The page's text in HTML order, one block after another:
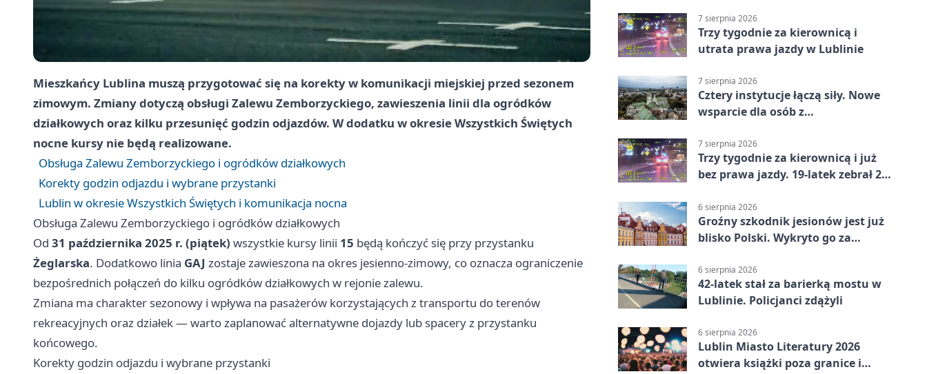
Mieszkańcy Lublina muszą przygotować się na korekty w komunikacji miejskiej przed sezonem
zimowym. Zmiany dotyczą obsługi Zalewu Zemborzyckiego, zawieszenia linii dla ogródków
działkowych oraz kilku przesunięć godzin odjazdów. W dodatku w okresie Wszystkich Świętych
nocne kursy nie będą realizowane.
Obsługa Zalewu Zemborzyckiego i ogródków działkowych
Korekty godzin odjazdu i wybrane przystanki
Lublin w okresie Wszystkich Świętych i komunikacja nocna
Obsługa Zalewu Zemborzyckiego i ogródków działkowych
Od 31 października 2025 r. (piątek) wszystkie kursy linii 15 będą kończyć się przy przystanku
Żeglarska. Dodatkowo linia GAJ zostaje zawieszona na okres jesienno-zimowy, co oznacza ograniczenie
bezpośrednich połączeń do kilku ogródków działkowych w rejonie zalewu.
Zmiana ma charakter sezonowy i wpływa na pasażerów korzystających z transportu do terenów
rekreacyjnych oraz działek — warto zaplanować alternatywne dojazdy lub spacery z przystanku
końcowego.
Korekty godzin odjazdu i wybrane przystanki
7 sierpnia 2026
Trzy tygodnie za kierownicą i
utrata prawa jazdy w Lublinie
7 sierpnia 2026
Cztery instytucje łączą siły. Nowe
wsparcie dla osób z
7 sierpnia 2026
Trzy tygodnie za kierownicą i już
bez prawa jazdy. 19-latek zebrał 23
6 sierpnia 2026
Groźny szkodnik jesionów jest już
blisko Polski. Wykryto go za
6 sierpnia 2026
42-latek stał za barierką mostu w
Lublinie. Policjanci zdążyli
6 sierpnia 2026
Lublin Miasto Literatury 2026
otwiera książki poza granice i